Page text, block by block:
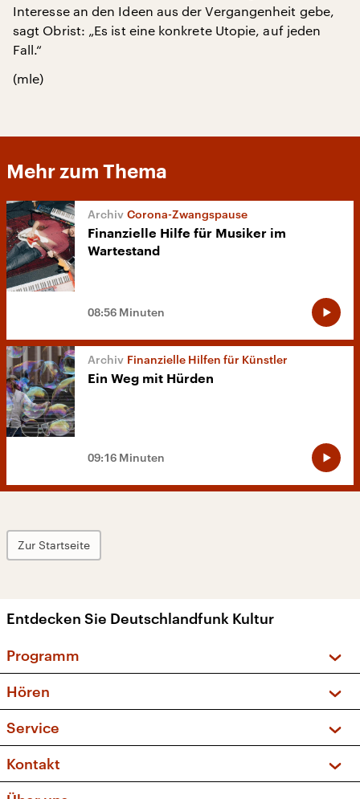
Interesse an den Ideen aus der Vergangenheit gebe,
sagt Obrist: „Es ist eine konkrete Utopie, auf jeden
Fall.“
(mle)
Mehr zum Thema
Corona-Zwangspause
Finanzielle Hilfe für Musiker im
Wartestand
08:56 Minuten
Finanzielle Hilfen für Künstler
Ein Weg mit Hürden
09:16 Minuten
Zur Startseite
Entdecken Sie Deutschlandfunk Kultur
Programm
Sendungen und Podcasts
Musikliste
Kakadu – Das Kinderprogramm
Hören
Frequenzen (UKW + DAB+)
Service
FAQ
Apps
Kontakt